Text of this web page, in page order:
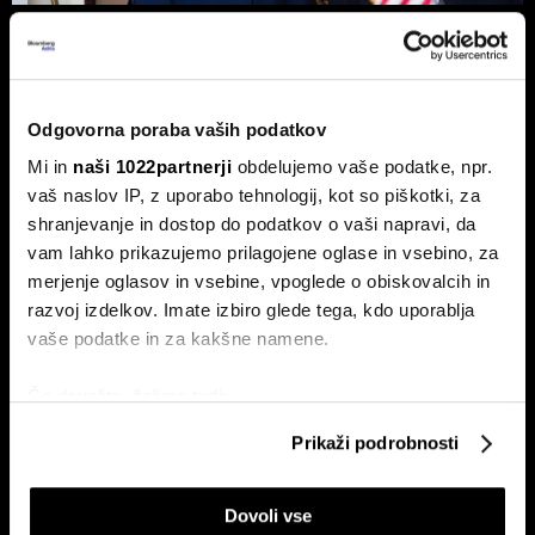
Odgovorna poraba vaših podatkov
Mi in naši 1022partnerji obdelujemo vaše podatke, npr.
vaš naslov IP, z uporabo tehnologij, kot so piškotki, za
shranjevanje in dostop do podatkov o vaši napravi, da
vam lahko prikazujemo prilagojene oglase in vsebino, za
merjenje oglasov in vsebine, vpoglede o obiskovalcih in
razvoj izdelkov. Imate izbiro glede tega, kdo uporablja
vaše podatke in za kakšne namene.
Identificirati napravo z aktivnim preverjanjem
lastnosti (odčitavanje prstnih odtisov)
Prikaži podrobnosti
Dovoli vse
Top 5 novic za začetek dneva:
Odpiranje Hormuške ožine, a ne za
To so prve novice dneva.
dnu - zakaj ima nemška
nov val kibernetskih napadov na